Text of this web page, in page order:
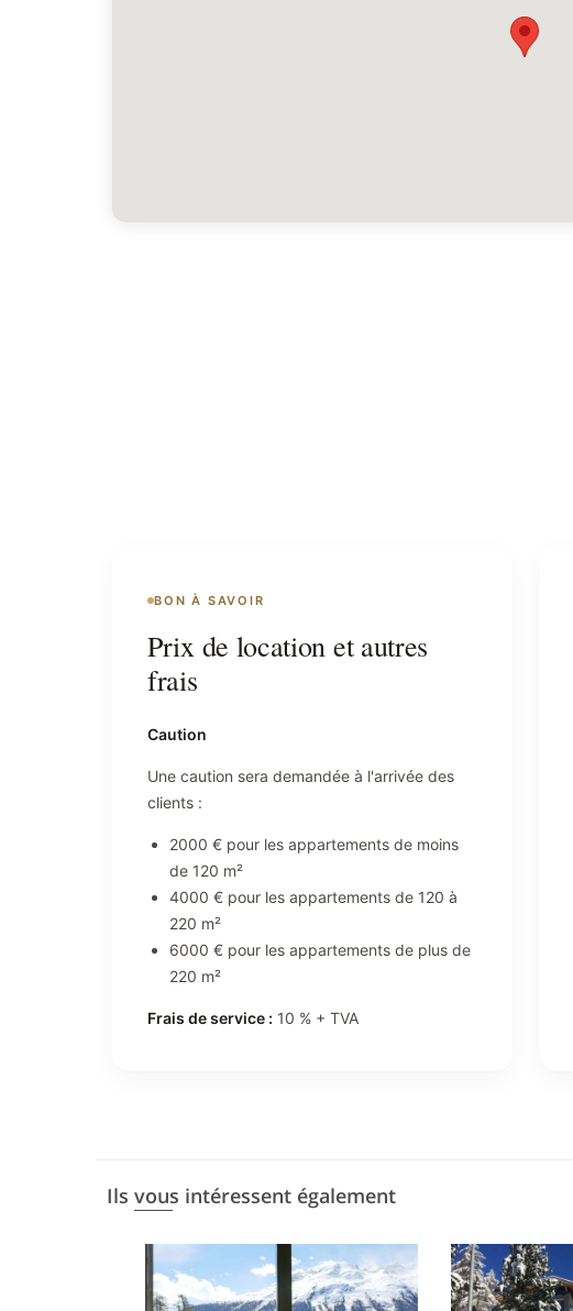
BON À SAVOIR
Prix de location et autres
frais
Caution
Une caution sera demandée à l'arrivée des
clients :
2000 € pour les appartements de moins
de 120 m²
4000 € pour les appartements de 120 à
220 m²
6000 € pour les appartements de plus de
220 m²
Frais de service : 10 % + TVA
Ils vous intéressent également